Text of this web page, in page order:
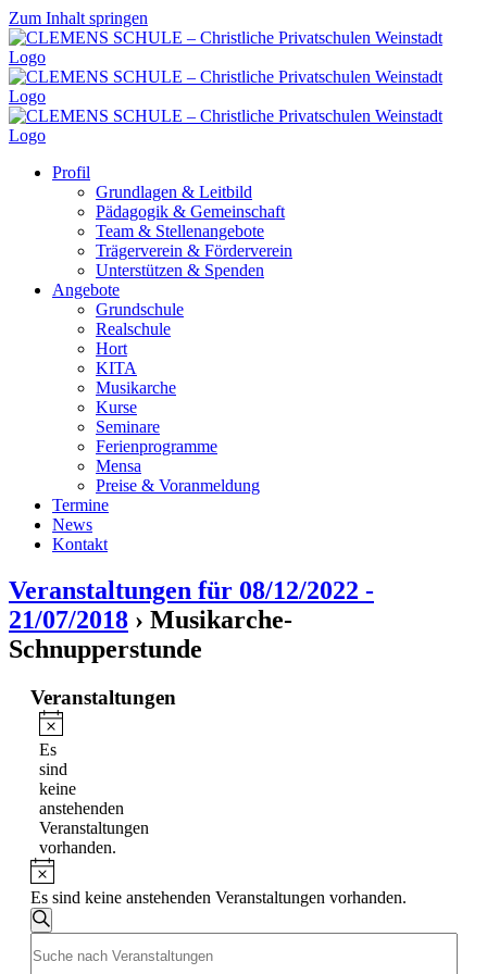
Zum Inhalt springen
Profil
Grundlagen & Leitbild
Pädagogik & Gemeinschaft
Team & Stellenangebote
Trägerverein & Förderverein
Unterstützen & Spenden
Angebote
Grundschule
Realschule
Hort
KITA
Musikarche
Kurse
Seminare
Ferienprogramme
Mensa
Preise & Voranmeldung
Termine
News
Kontakt
Veranstaltungen für 08/12/2022 -
21/07/2018 › Musikarche-
Schnupperstunde
Veranstaltungen
Hinweis
Es
sind
keine
anstehenden
Veranstaltungen
vorhanden.
Hinweis
Es sind keine anstehenden Veranstaltungen vorhanden.
Veranstaltungen
Suche
Suche
Schlüsselwort